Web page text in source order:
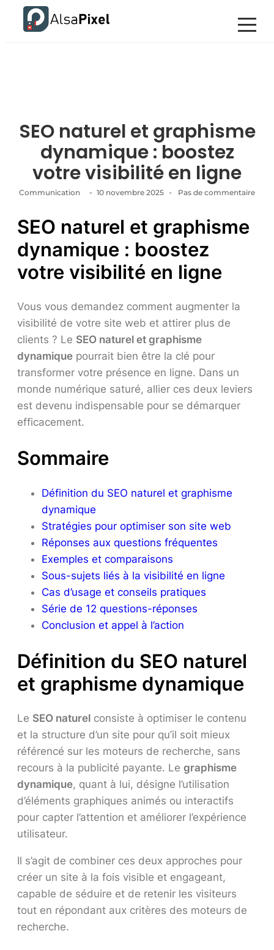
SEO naturel et graphisme
dynamique : boostez
votre visibilité en ligne
Communication - 10 novembre 2025 - Pas de commentaire
SEO naturel et graphisme
dynamique : boostez
votre visibilité en ligne
Vous vous demandez comment augmenter la
visibilité de votre site web et attirer plus de
clients ? Le SEO naturel et graphisme
dynamique pourrait bien être la clé pour
transformer votre présence en ligne. Dans un
monde numérique saturé, allier ces deux leviers
est devenu indispensable pour se démarquer
efficacement.
Sommaire
Définition du SEO naturel et graphisme
dynamique
Stratégies pour optimiser son site web
Réponses aux questions fréquentes
Exemples et comparaisons
Sous-sujets liés à la visibilité en ligne
Cas d’usage et conseils pratiques
Série de 12 questions-réponses
Conclusion et appel à l’action
Définition du SEO naturel
et graphisme dynamique
Le SEO naturel consiste à optimiser le contenu
et la structure d’un site pour qu’il soit mieux
référencé sur les moteurs de recherche, sans
recours à la publicité payante. Le graphisme
dynamique, quant à lui, désigne l’utilisation
d’éléments graphiques animés ou interactifs
pour capter l’attention et améliorer l’expérience
utilisateur.
Il s’agit de combiner ces deux approches pour
créer un site à la fois visible et engageant,
capable de séduire et de retenir les visiteurs
tout en répondant aux critères des moteurs de
recherche.